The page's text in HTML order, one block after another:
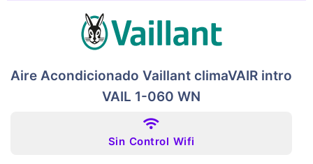
Aire Acondicionado Vaillant climaVAIR intro
VAIL 1-060 WN
Sin Control Wifi